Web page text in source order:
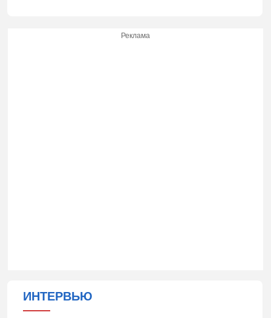
Реклама
ИНТЕРВЬЮ